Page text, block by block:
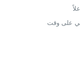
على وقت